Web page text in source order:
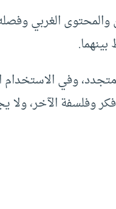
الغربي
وفي
وفلسفة الآخر،